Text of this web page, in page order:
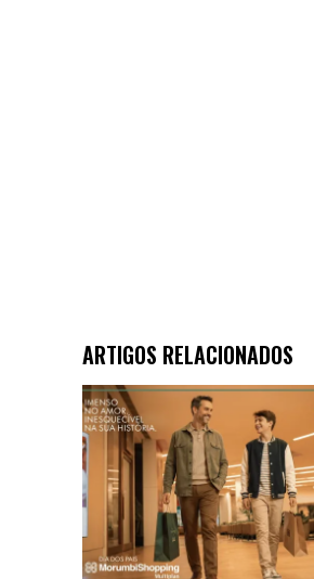
ARTIGOS RELACIONADOS